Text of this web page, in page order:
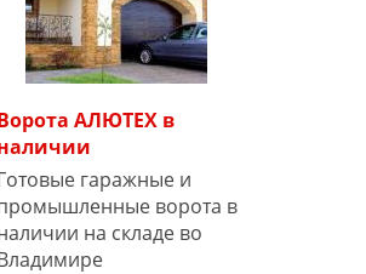
АЛЮТЕХ в
гаражные и
ворота в
на складе во